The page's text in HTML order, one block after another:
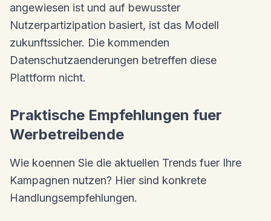
angewiesen ist und auf bewusster
Nutzerpartizipation basiert, ist das Modell
zukunftssicher. Die kommenden
Datenschutzaenderungen betreffen diese
Plattform nicht.
Praktische Empfehlungen fuer
Werbetreibende
Wie koennen Sie die aktuellen Trends fuer Ihre
Kampagnen nutzen? Hier sind konkrete
Handlungsempfehlungen.